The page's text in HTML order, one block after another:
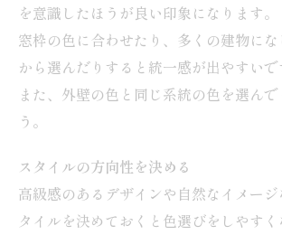
を意識したほうが良い印象になります。
窓枠の色に合わせたり、多くの建物に
から選んだりすると統一感が出やすいで
また、外壁の色と同じ系統の色を選んで
う。
スタイルの方向性を決める
高級感のあるデザインや自然なイメー
タイルを決めておくと色選びをしやすく